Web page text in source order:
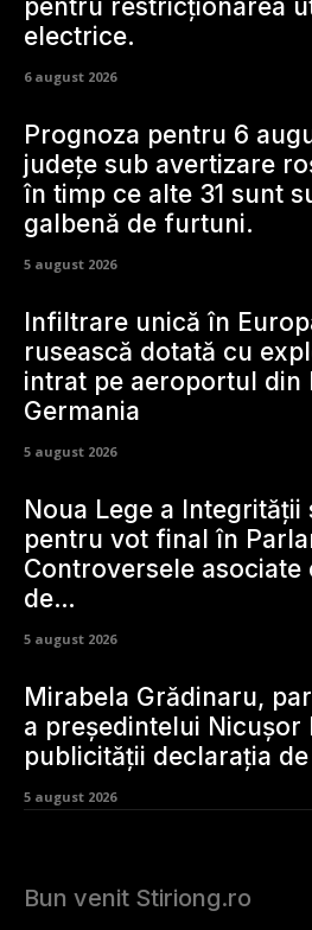
pentru restricționarea
electrice.
6 august 2026
Prognoza pentru 6
județe sub avertizare
în timp ce alte 31 sunt
galbenă de furtuni.
5 august 2026
Infiltrare unică în
rusească dotată cu
intrat pe aeroportul din
Germania
5 august 2026
Noua Lege a Integrității
pentru vot final în
Controversele
de…
5 august 2026
Mirabela Grădinaru,
a președintelui Nicușor
publicității declarația
5 august 2026
Bun venit Stiriong.ro